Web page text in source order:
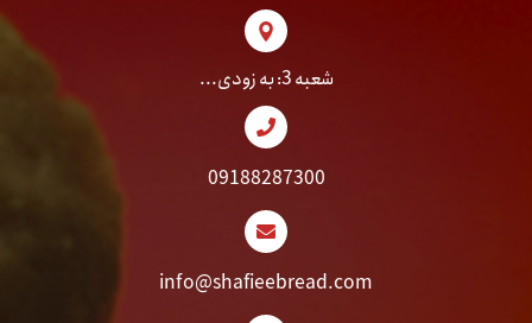
شعبه 3: به زودی...
09188287300
info@shafieebread.com